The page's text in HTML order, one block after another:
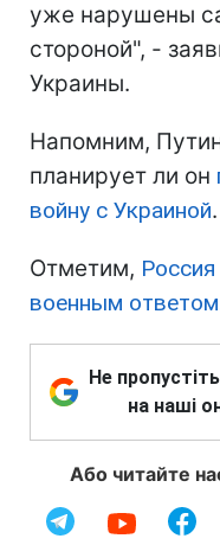
уже нарушены
стороной", -
Украины.
Напомним,
планирует ли он
войну с Украиной.
Отметим,
военным ответом
Не
на наші
Або читайте